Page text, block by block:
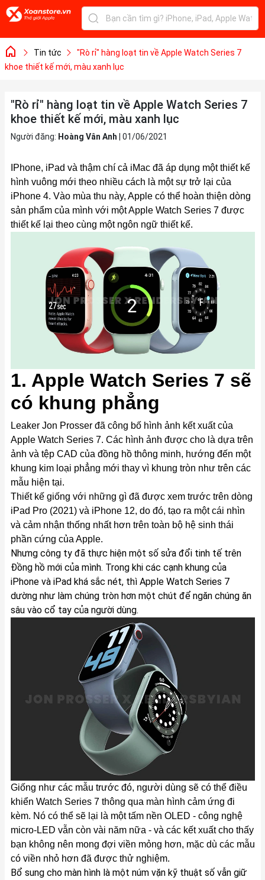
Tin tức
"Rò rỉ" hàng loạt tin về Apple Watch Series 7
khoe thiết kế mới, màu xanh lục
"Rò rỉ" hàng loạt tin về Apple Watch Series 7
khoe thiết kế mới, màu xanh lục
Người đăng: Hoàng Vân Anh 01/06/2021
IPhone, iPad và thậm chí cả iMac đã áp dụng một thiết kế
hình vuông mới theo nhiều cách là một sự trở lại của
iPhone 4. Vào mùa thu này, Apple có thể hoàn thiện dòng
sản phẩm của mình với mộtApple Watch Series 7được
thiết kế lại theo cùng một ngôn ngữ thiết kế.
1. Apple Watch Series 7 sẽ
có khung phẳng
Leaker Jon Prosser đã công bố hình ảnh kết xuất của
Apple Watch Series 7. Các hình ảnh được cho là dựa trên
ảnh và tệp CAD của đồng hồ thông minh, hướng đến một
khung kim loại phẳng mới thay vì khung tròn như trên các
mẫu hiện tại.
Thiết kế giống với những gì đã được xem trước trên dòng
iPad Pro (2021)và iPhone 12, do đó, tạo ra một cái nhìn
và cảm nhận thống nhất hơn trên toàn bộ hệ sinh thái
phần cứng của Apple.
Nhưng công ty đã thực hiện một số sửa đổi tinh tế trên
Đồng hồ mới của mình. Trong khi các cạnh khung của
iPhone và iPad khá sắc nét, thì Apple Watch Series 7
dường như làm chúng tròn hơn một chút để ngăn chúng ăn
sâu vào cổ tay của người dùng.
Giống như các mẫu trước đó, người dùng sẽ có thể điều
khiển Watch Series 7 thông qua màn hình cảm ứng đi
kèm. Nó có thể sẽ lại là một tấm nền OLED - công nghệ
micro-LED vẫn còn vài năm nữa - và các kết xuất cho thấy
bạn không nên mong đợi viền mỏng hơn, mặc dù các mẫu
có viền nhỏ hơn đã được thử nghiệm.
Bổ sung cho màn hình là một núm vặn kỹ thuật số vẫn giữ